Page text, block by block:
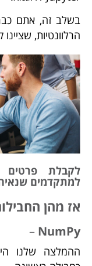
בשלב זה, אתם
הרלוונטיות,
למתקדמים
אז מהן
NumPy
–
ההמלצה שלנו